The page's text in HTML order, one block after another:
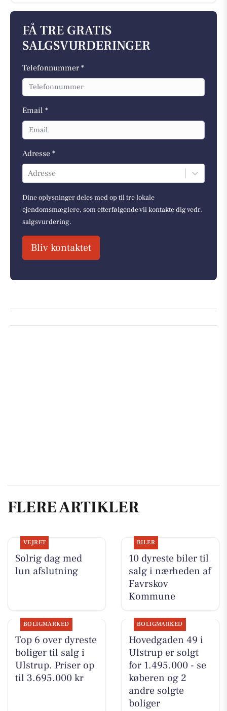
FÅ TRE GRATIS
SALGSVURDERINGER
Telefonnummer *
Email *
Adresse *
Adresse
Dine oplysninger deles med op til tre lokale
ejendomsmæglere, som efterfølgende vil kontakte dig vedr.
salgsvurdering.
Bliv kontaktet
FLERE ARTIKLER
VEJRET
Solrig dag med
lun afslutning
BILER
10 dyreste biler til
salg i nærheden af
Favrskov
Kommune
BOLIGMARKED
Top 6 over dyreste
boliger til salg i
Ulstrup. Priser op
til 3.695.000 kr
BOLIGMARKED
Hovedgaden 49 i
Ulstrup er solgt
for 1.495.000 - se
køberen og 2
andre solgte
boliger